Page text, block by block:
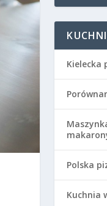
Kielecka
Polska
Kuchnia